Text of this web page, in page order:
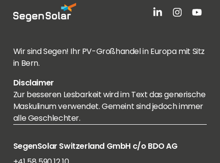
Wir sind Segen! Ihr PV-Großhandel in Europa mit Sitz
in Bern.
Disclaimer
Zur besseren Lesbarkeit wird im Text das generische
Maskulinum verwendet. Gemeint sind jedoch immer
alle Geschlechter.
SegenSolar Switzerland GmbH c/o BDO AG